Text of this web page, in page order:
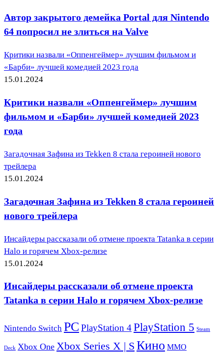
Автор закрытого демейка Portal для Nintendo
64 попросил не злиться на Valve
Критики назвали «Оппенгеймер» лучшим фильмом и
«Барби» лучшей комедией 2023 года
15.01.2024
Критики назвали «Оппенгеймер» лучшим
фильмом и «Барби» лучшей комедией 2023
года
Загадочная Зафина из Tekken 8 стала героиней нового
трейлера
15.01.2024
Загадочная Зафина из Tekken 8 стала героиней
нового трейлера
Инсайдеры рассказали об отмене проекта Tatanka в серии
Halo и горячем Xbox-релизе
15.01.2024
Инсайдеры рассказали об отмене проекта
Tatanka в серии Halo и горячем Xbox-релизе
Nintendo Switch PC PlayStation 4PlayStation 5 Steam
Deck Xbox One Xbox Series X | S Кино ММО